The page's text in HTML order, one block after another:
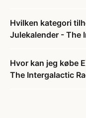
Hvilken kategori
Julekalender - The
Hvor kan jeg købe
The Intergalactic